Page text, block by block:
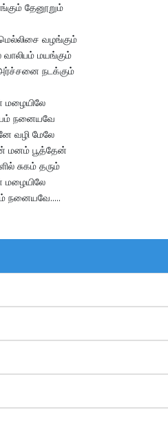
தேனூறும்
வழங்கும்
வாலிபம் மயங்கும்
நடக்கும்
நனையவே
வழி மேலே
மனம் பூத்தேன்
சுகம் தரும்
நனையவே.....